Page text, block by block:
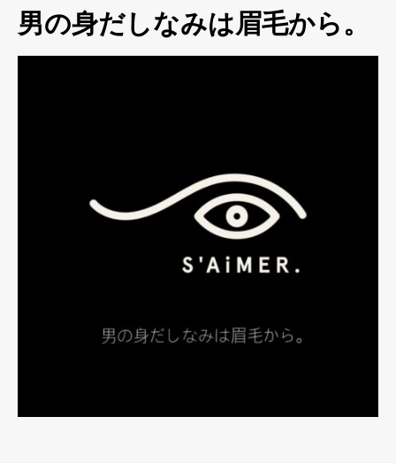
男の身だしなみは眉毛から。